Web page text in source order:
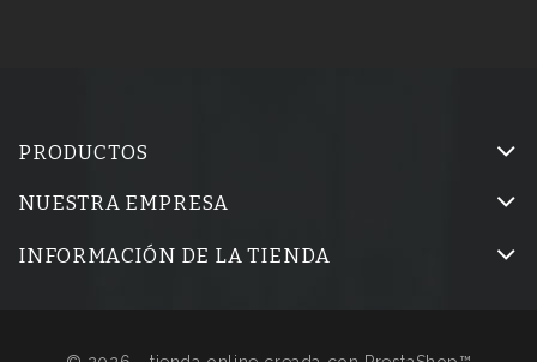
PRODUCTOS
NUESTRA EMPRESA
INFORMACIÓN DE LA TIENDA